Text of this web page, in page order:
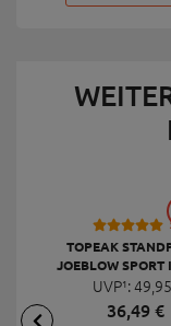
TOPEAK
JOEBLOW SPORT
UVP¹:49,95
36,49€